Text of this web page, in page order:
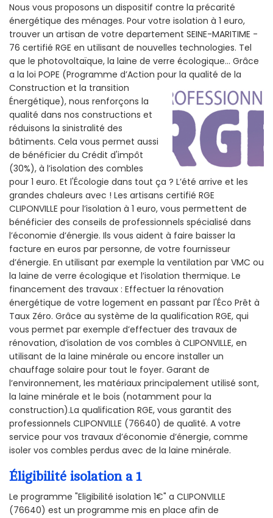
Nous vous proposons un dispositif contre la précarité
énergétique des ménages. Pour votre isolation à 1 euro,
trouver un artisan de votre departement SEINE-MARITIME -
76 certifié RGE en utilisant de nouvelles technologies. Tel
que le photovoltaïque, la laine de verre écologique... Grâce
a la loi POPE (Programme d’Action pour la qualité de la
Construction et la transition
Énergétique), nous renforçons la
qualité dans nos constructions et
réduisons la sinistralité des
bâtiments. Cela vous permet aussi
de bénéficier du Crédit d'impôt
(30%), à l’isolation des combles
pour 1 euro. Et l'Écologie dans tout ça ? L’été arrive et les
grandes chaleurs avec ! Les artisans certifié RGE
CLIPONVILLE pour l’isolation à 1 euro, vous permettent de
bénéficier des conseils de professionnels spécialisé dans
l’économie d’énergie. Ils vous aident à faire baisser la
facture en euros par personne, de votre fournisseur
d’énergie. En utilisant par exemple la ventilation par VMC ou
la laine de verre écologique et l’isolation thermique. Le
financement des travaux : Effectuer la rénovation
énergétique de votre logement en passant par l'Éco Prêt à
Taux Zéro. Grâce au système de la qualification RGE, qui
vous permet par exemple d’effectuer des travaux de
rénovation, d’isolation de vos combles à CLIPONVILLE, en
utilisant de la laine minérale ou encore installer un
chauffage solaire pour tout le foyer. Garant de
l’environnement, les matériaux principalement utilisé sont,
la laine minérale et le bois (notamment pour la
construction).La qualification RGE, vous garantit des
professionnels CLIPONVILLE (76640) de qualité. A votre
service pour vos travaux d’économie d’énergie, comme
isoler vos combles perdus avec de la laine minérale.
Éligibilité isolation a 1
Le programme "Eligibilité isolation 1€" a CLIPONVILLE
(76640) est un programme mis en place afin de